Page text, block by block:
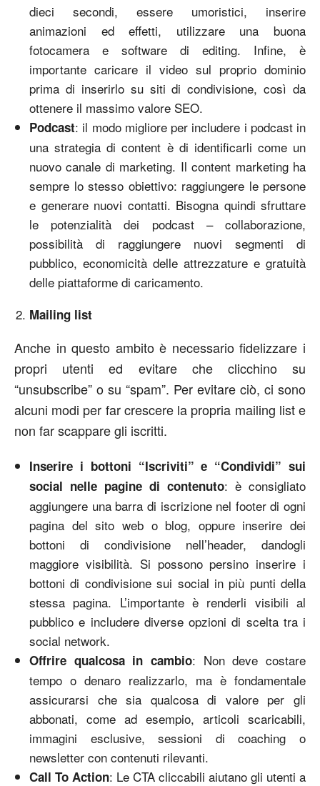
dieci secondi, essere umoristici, inserire
animazioni ed effetti, utilizzare una buona
fotocamera e software di editing. Infine, è
importante caricare il video sul proprio dominio
prima di inserirlo su siti di condivisione, così da
ottenere il massimo valore SEO.
Podcast: il modo migliore per includere i podcast in
una strategia di content è di identificarli come un
nuovo canale di marketing. Il content marketing ha
sempre lo stesso obiettivo: raggiungere le persone
e generare nuovi contatti. Bisogna quindi sfruttare
le potenzialità dei podcast – collaborazione,
possibilità di raggiungere nuovi segmenti di
pubblico, economicità delle attrezzature e gratuità
delle piattaforme di caricamento.
Mailing list
Anche in questo ambito è necessario fidelizzare i
propri utenti ed evitare che clicchino su
“unsubscribe” o su “spam”. Per evitare ciò, ci sono
alcuni modi per far crescere la propria mailing list e
non far scappare gli iscritti.
Inserire i bottoni “Iscriviti” e “Condividi” sui
social nelle pagine di contenuto: è consigliato
aggiungere una barra di iscrizione nel footer di ogni
pagina del sito web o blog, oppure inserire dei
bottoni di condivisione nell’header, dandogli
maggiore visibilità. Si possono persino inserire i
bottoni di condivisione sui social in più punti della
stessa pagina. L’importante è renderli visibili al
pubblico e includere diverse opzioni di scelta tra i
social network.
Offrire qualcosa in cambio: Non deve costare
tempo o denaro realizzarlo, ma è fondamentale
assicurarsi che sia qualcosa di valore per gli
abbonati, come ad esempio, articoli scaricabili,
immagini esclusive, sessioni di coaching o
newsletter con contenuti rilevanti.
Call To Action: Le CTA cliccabili aiutano gli utenti a